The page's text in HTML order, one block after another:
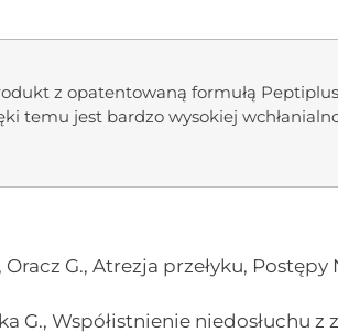
z opatentowaną formułą
temu jest bardzo wysokiej
Oracz G., Atrezja przełyku, Postępy
G., Współistnienie niedosłuchu z